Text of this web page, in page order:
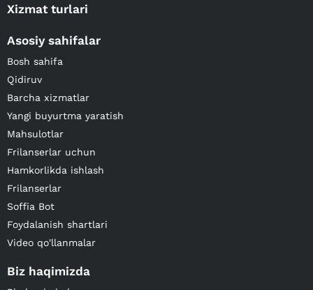
Xizmat turlari
Asosiy sahifalar
Bosh sahifa
Qidiruv
Barcha xizmatlar
Yangi buyurtma yaratish
Mahsulotlar
Frilanserlar uchun
Hamkorlikda ishlash
Frilanserlar
Soffia Bot
Foydalanish shartlari
Video qo'llanmalar
Biz haqimizda